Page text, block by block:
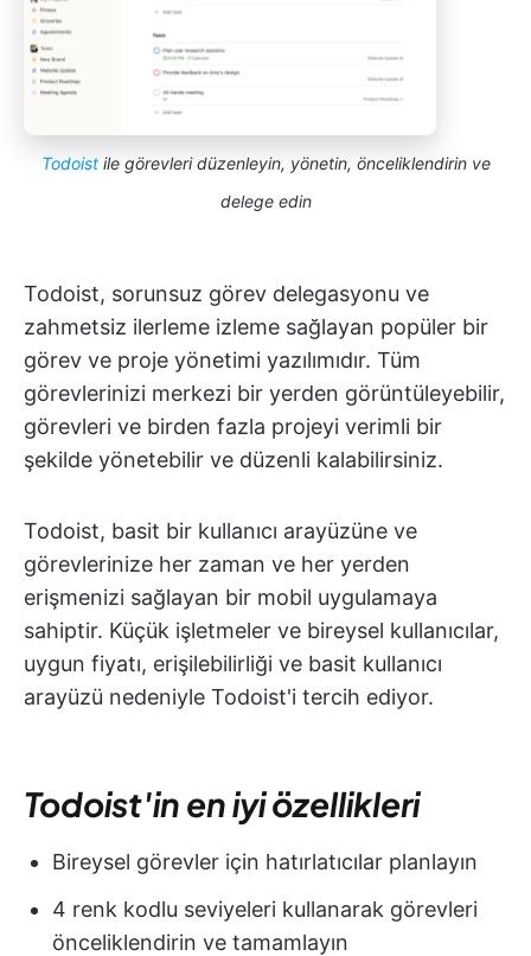
Todoistile görevleri düzenleyin, yönetin, önceliklendirin ve
delege edin
Todoist, sorunsuz görev delegasyonu ve
zahmetsiz ilerleme izleme sağlayan popüler bir
görev ve proje yönetimi yazılımıdır. Tüm
görevlerinizi merkezi bir yerden görüntüleyebilir,
görevleri ve birden fazla projeyi verimli bir
şekilde yönetebilir ve düzenli kalabilirsiniz.
Todoist, basit bir kullanıcı arayüzüne ve
görevlerinize her zaman ve her yerden
erişmenizi sağlayan bir mobil uygulamaya
sahiptir. Küçük işletmeler ve bireysel kullanıcılar,
uygun fiyatı, erişilebilirliği ve basit kullanıcı
arayüzü nedeniyle Todoist'i tercih ediyor.
Todoist'in en iyi özellikleri
Bireysel görevler için hatırlatıcılar planlayın
4 renk kodlu seviyeleri kullanarak görevleri
önceliklendirin ve tamamlayın